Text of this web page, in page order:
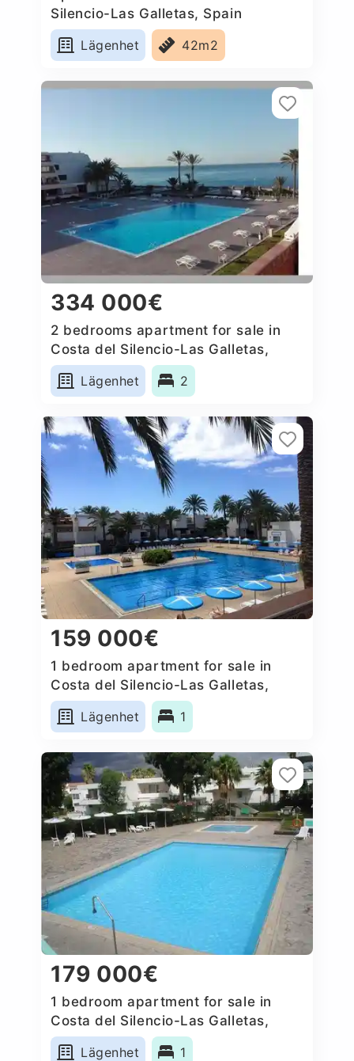
Silencio-Las Galletas, Spain
Lägenhet
42m2
334 000€
2 bedrooms apartment for sale in
Costa del Silencio-Las Galletas,
Spain
Lägenhet
2
159 000€
1 bedroom apartment for sale in
Costa del Silencio-Las Galletas,
Spain
Lägenhet
1
179 000€
1 bedroom apartment for sale in
Costa del Silencio-Las Galletas,
Spain
Lägenhet
1